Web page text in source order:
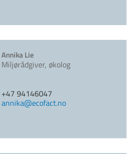
Annika Lie
Miljørådgiver, økolog
+47 94146047
annika@ecofact.no